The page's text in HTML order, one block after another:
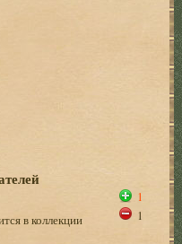
в коллекции
1
1